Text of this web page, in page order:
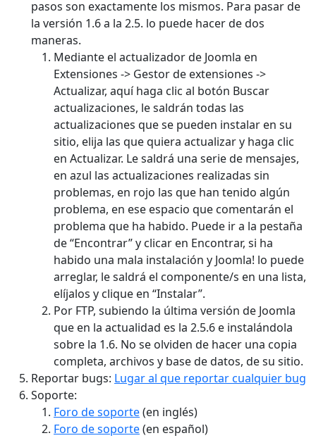
pasos son exactamente los mismos. Para pasar de
la versión 1.6 a la 2.5. lo puede hacer de dos
maneras.
Mediante el actualizador de Joomla en
Extensiones -> Gestor de extensiones ->
Actualizar, aquí haga clic al botón Buscar
actualizaciones, le saldrán todas las
actualizaciones que se pueden instalar en su
sitio, elija las que quiera actualizar y haga clic
en Actualizar. Le saldrá una serie de mensajes,
en azul las actualizaciones realizadas sin
problemas, en rojo las que han tenido algún
problema, en ese espacio que comentarán el
problema que ha habido. Puede ir a la pestaña
de “Encontrar” y clicar en Encontrar, si ha
habido una mala instalación y Joomla! lo puede
arreglar, le saldrá el componente/s en una lista,
elíjalos y clique en “Instalar”.
Por FTP, subiendo la última versión de Joomla
que en la actualidad es la 2.5.6 e instalándola
sobre la 1.6. No se olviden de hacer una copia
completa, archivos y base de datos, de su sitio.
Reportar bugs: Lugar al que reportar cualquier bug
Soporte:
Foro de soporte(en inglés)
Foro de soporte(en español)